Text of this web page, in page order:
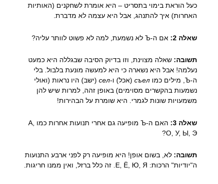
כעל הוראת בימוי בתסריט – היא אומרת לשחקנים (האותיות
האחרות) איך להתנהג, אבל היא עצמה לא מדברת.
שאלה 2: אם ה-Ъ לא נשמעת, למה לא פשוט לוותר עליה?
תשובה: שאלה מצוינת, וזו בדיוק הסיבה שבגללה היא כמעט
נעלמה! אבל היא נשארה כי היא למעשה מונעת בלבול. בלי
ה-Ъ, מילים כמו
съел(אכל) ו-сел(ישב) היו נראות (ואולי
נשמעות בהקשרים מסוימים) באופן זהה, למרות שיש להן
משמעויות שונות לגמרי. היא שומרת על הבהירות!
שאלה 3:
האם ה-Ъ מופיעה גם אחרי תנועות אחרות כמו А,
О, У, Ы, Э?
תשובה: לא, בשום אופן! היא מופיעה רק לפני ארבע התנועות
ה"יודיות" הרכות: Е, Ё, Ю, Я. זה כלל ברזל, ואין ממנו חריגות.